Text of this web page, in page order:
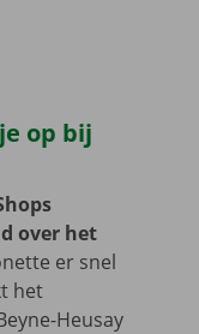
op bij
over het
er snel
het
Heusay